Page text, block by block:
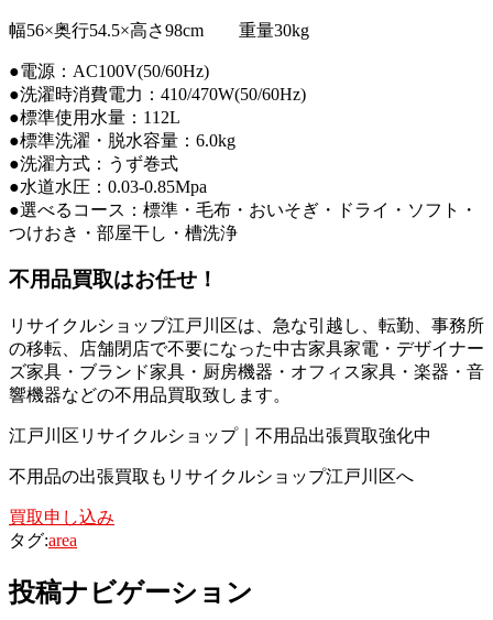
幅56×奥行54.5×高さ98cm 重量30kg
●電源：AC100V(50/60Hz)
●洗濯時消費電力：410/470W(50/60Hz)
●標準使用水量：112L
●標準洗濯・脱水容量：6.0kg
●洗濯方式：うず巻式
●水道水圧：0.03-0.85Mpa
●選べるコース：標準・毛布・おいそぎ・ドライ・ソフト・
つけおき・部屋干し・槽洗浄
不用品買取はお任せ！
リサイクルショップ江戸川区は、急な引越し、転勤、事務所
の移転、店舗閉店で不要になった中古家具家電・デザイナー
ズ家具・ブランド家具・厨房機器・オフィス家具・楽器・音
響機器などの不用品買取致します。
江戸川区リサイクルショップ｜不用品出張買取強化中
不用品の出張買取もリサイクルショップ江戸川区へ
買取申し込み
タグ:area
投稿ナビゲーション